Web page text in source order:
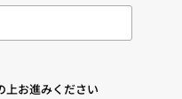
上お進みください